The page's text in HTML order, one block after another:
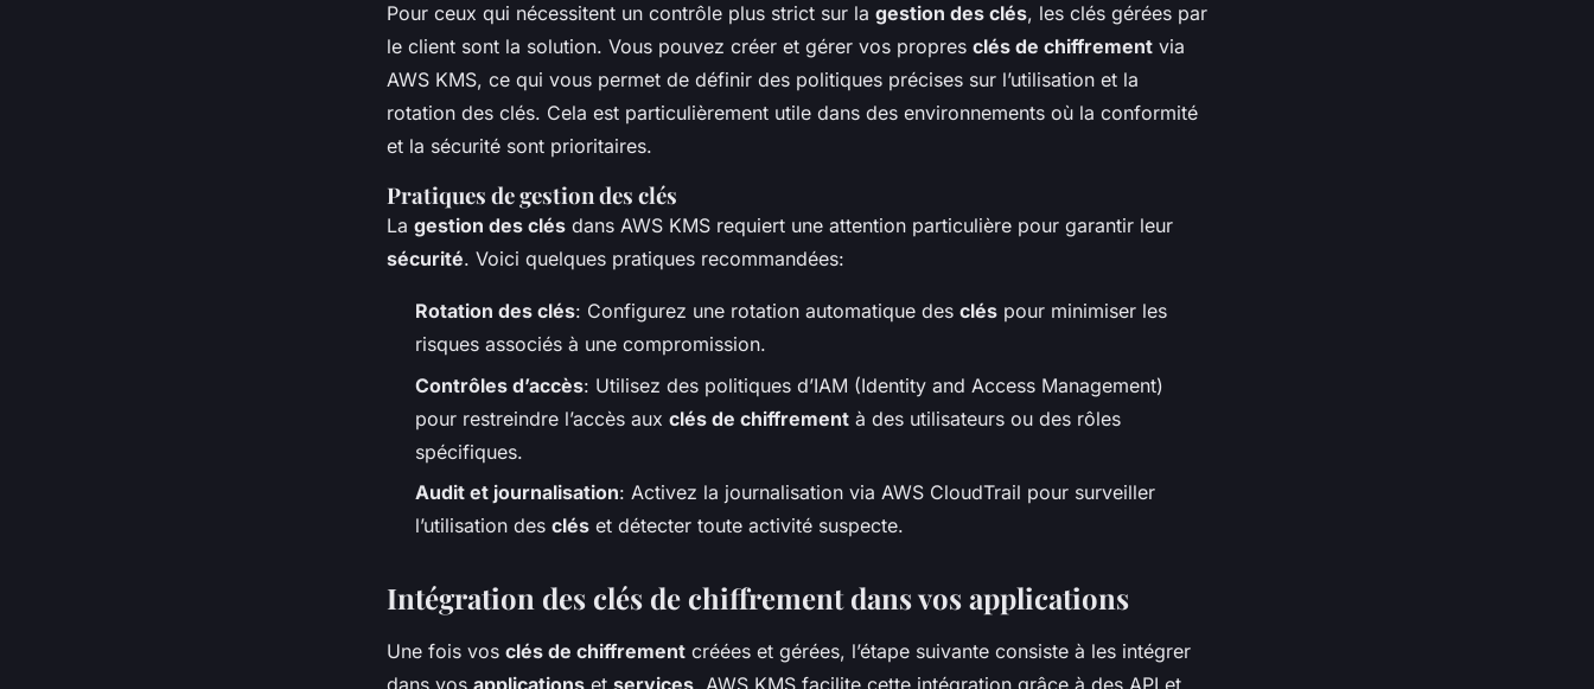
Pour ceux qui nécessitent un contrôle plus strict sur la gestion des clés, les clés gérées par
le client sont la solution. Vous pouvez créer et gérer vos propres clés de chiffrement via
AWS KMS, ce qui vous permet de définir des politiques précises sur l’utilisation et la
rotation des clés. Cela est particulièrement utile dans des environnements où la conformité
et la sécurité sont prioritaires.
Pratiques de gestion des clés
La gestion des clés dans AWS KMS requiert une attention particulière pour garantir leur
sécurité. Voici quelques pratiques recommandées:
Rotation des clés: Configurez une rotation automatique des clés pour minimiser les
risques associés à une compromission.
Contrôles d’accès: Utilisez des politiques d’IAM (Identity and Access Management)
pour restreindre l’accès aux clés de chiffrement à des utilisateurs ou des rôles
spécifiques.
Audit et journalisation: Activez la journalisation via AWS CloudTrail pour surveiller
l’utilisation des clés et détecter toute activité suspecte.
Intégration des clés de chiffrement dans vos applications
Une fois vos clés de chiffrement créées et gérées, l’étape suivante consiste à les intégrer
dans vos applications et services. AWS KMS facilite cette intégration grâce à des API et